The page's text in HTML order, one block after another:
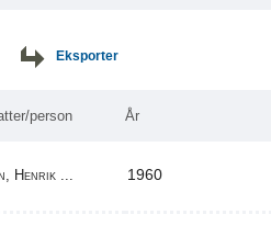
Eksporter
person År
Henrik ... 1960